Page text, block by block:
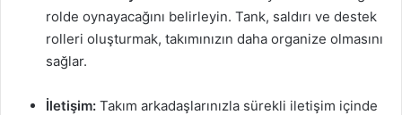
rolde oynayacağını belirleyin. Tank, saldırı ve destek
rolleri oluşturmak, takımınızın daha organize olmasını
sağlar.
İletişim: Takım arkadaşlarınızla sürekli iletişim içinde